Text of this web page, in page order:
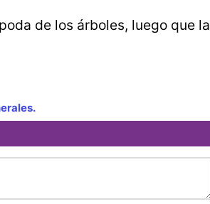
de los árboles, luego que la